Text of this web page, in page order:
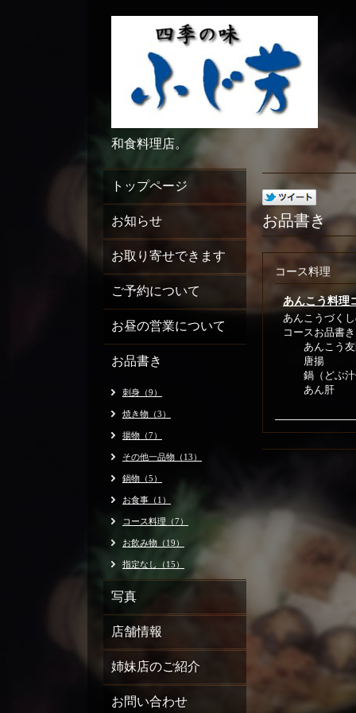
和食料理店。
お品書き
コース料理
あんこう料理
あんこうづく
コースお品書き
あんこう友
唐揚
鍋（どぶ汁
あん肝
トップページ
お知らせ
お取り寄せできます
ご予約について
お昼の営業について
お品書き
刺身（9）
焼き物（3）
揚物（7）
その他一品物（13）
鍋物（5）
お食事（1）
コース料理（7）
お飲み物（19）
指定なし（15）
写真
店舗情報
姉妹店のご紹介
お問い合わせ